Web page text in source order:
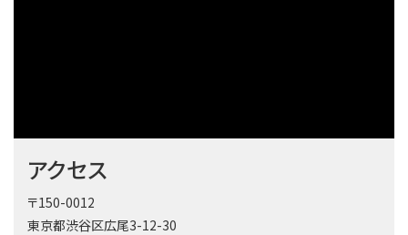
アクセス
〒150-0012
東京都渋谷区広尾3-12-30